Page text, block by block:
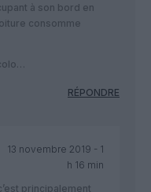
à son bord en
consomme
RÉPONDRE
13 novembre 2019 - 1
h 16 min
principalement